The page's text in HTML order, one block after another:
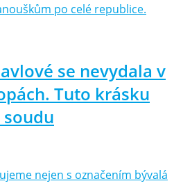
po celé republice.
se nevydala v
Tuto krásku
nejen s označením bývalá